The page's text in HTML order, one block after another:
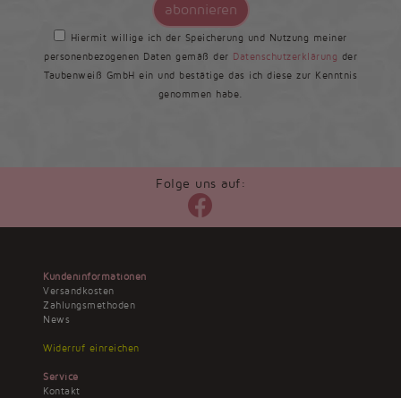
abonnieren
Hiermit willige ich der Speicherung und Nutzung meiner
personenbezogenen Daten gemäß der Datenschutzerklärung der
Taubenweiß GmbH ein und bestätige das ich diese zur Kenntnis
genommen habe.
Folge uns auf:
Kundeninformationen
Versandkosten
Zahlungsmethoden
News
Widerruf einreichen
Service
Kontakt